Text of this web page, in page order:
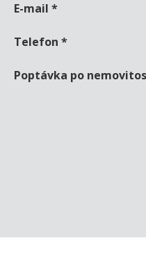
E-mail *
Telefon *
Poptávka po